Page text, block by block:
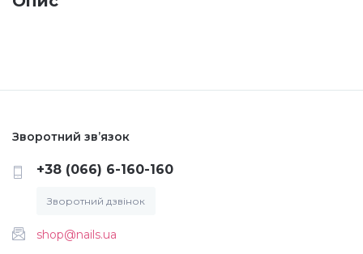
Слюда
Інші прикраси
Зворотний зв’язок
+38 (066) 6-160-160
Зворотний дзвінок
shop@nails.ua